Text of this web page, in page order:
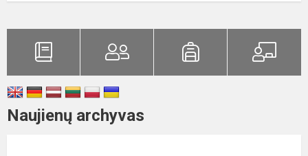
Naujienų archyvas